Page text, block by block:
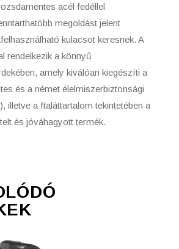
acél fedéllel
megoldást jelent
kulacsot keresnek. A
rendelkezik a könnyű
amely kiválóan kiegészíti a
és a német élelmiszerbiztonsági
illetve a ftaláttartalom tekintetében a
és jóváhagyott termék.